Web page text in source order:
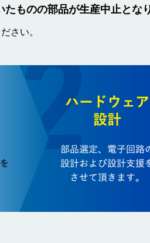
たものの部品が生産中止とな
さい。